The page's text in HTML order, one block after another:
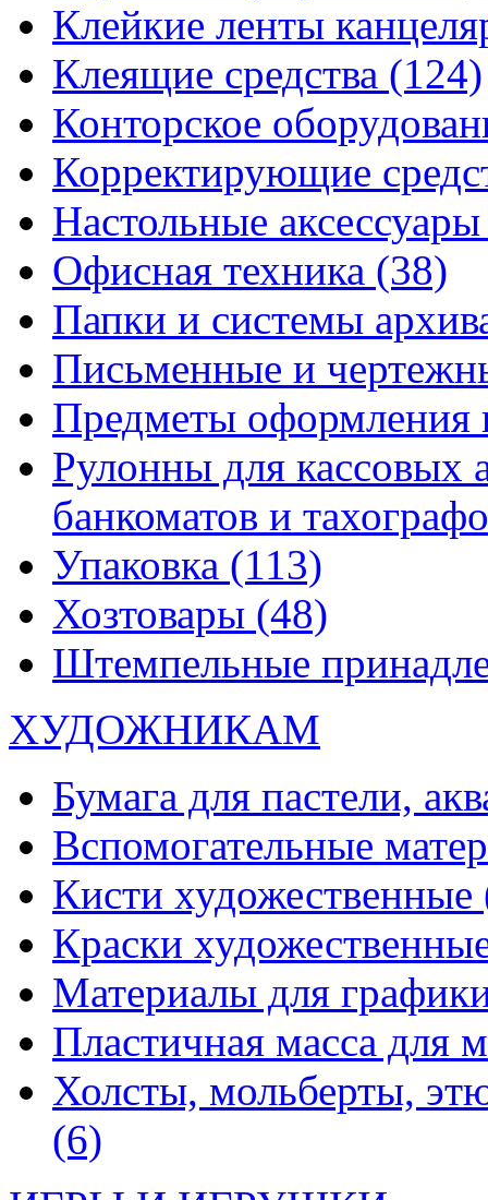
Клейкие ленты
Клеящие средства (124)
Конторское
Корректирующие
Настольные
Офисная техника (38)
Папки и системы
Письменные и
Предметы оформления
Рулонны для кассовых
банкоматов и
Упаковка (113)
Хозтовары (48)
Штемпельные
ХУДОЖНИКАМ
Бумага для пастели,
Вспомогательные
Кисти художественные
Краски
Материалы для
Пластичная масса для
Холсты, мольберты,
(6)